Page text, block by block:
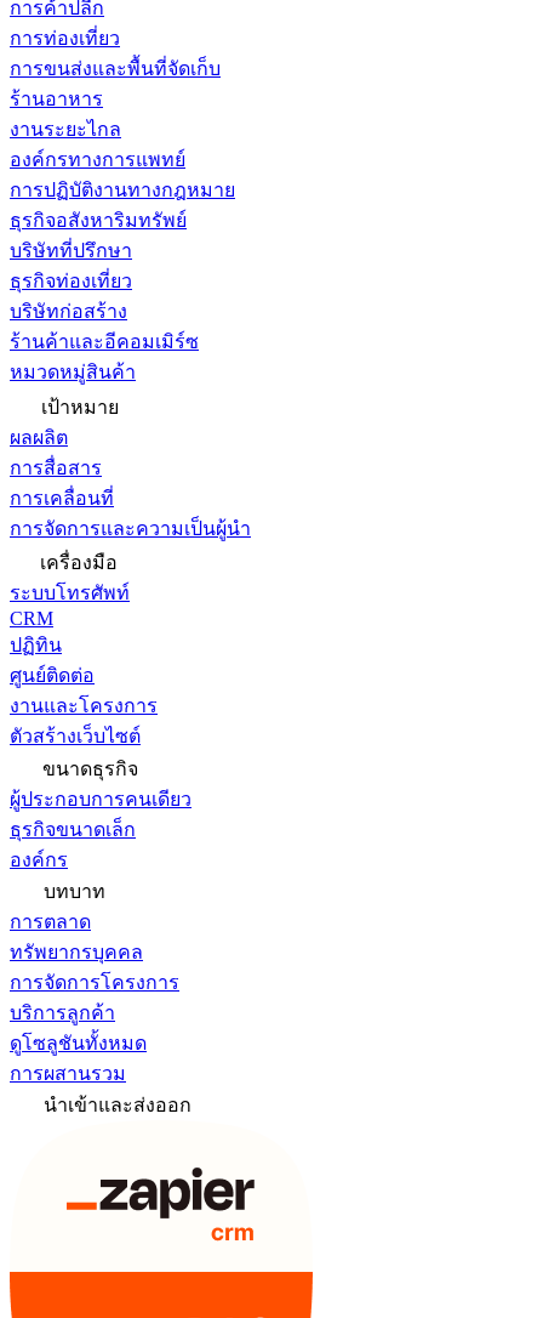
การค้าปลีก
การท่องเที่ยว
การขนส่งและพื้นที่จัดเก็บ
ร้านอาหาร
งานระยะไกล
องค์กรทางการแพทย์
การปฏิบัติงานทางกฎหมาย
ธุรกิจอสังหาริมทรัพย์
บริษัทที่ปรึกษา
ธุรกิจท่องเที่ยว
บริษัทก่อสร้าง
ร้านค้าและอีคอมเมิร์ซ
หมวดหมู่สินค้า
เป้าหมาย
ผลผลิต
การสื่อสาร
การเคลื่อนที่
การจัดการและความเป็นผู้นำ
เครื่องมือ
ระบบโทรศัพท์
CRM
ปฏิทิน
ศูนย์ติดต่อ
งานและโครงการ
ตัวสร้างเว็บไซต์
ขนาดธุรกิจ
ผู้ประกอบการคนเดียว
ธุรกิจขนาดเล็ก
องค์กร
บทบาท
การตลาด
ทรัพยากรบุคคล
การจัดการโครงการ
บริการลูกค้า
ดูโซลูชันทั้งหมด
การผสานรวม
นำเข้าและส่งออก